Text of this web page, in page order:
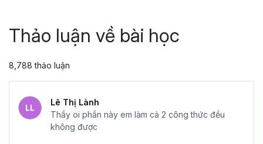
Thảo luận về bài học
8,788 thảo luận
Lê Thị Lành
Thầy oi phần này em làm cả 2 công thức đều
không được